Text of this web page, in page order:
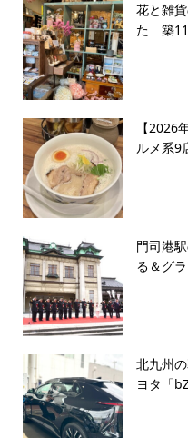
花と雑
た 築
【2026
ルメ系9
門司港
る＆グ
北九州
ヨタ「